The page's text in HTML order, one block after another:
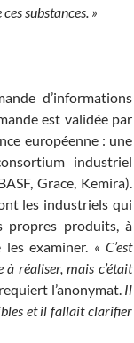
substances. »
d’informations
est validée par
européenne : une
industriel
Grace, Kemira).
les industriels qui
propres produits, à
examiner. « C’est
réaliser, mais c’était
l’anonymat. Il
et il fallait clarifier